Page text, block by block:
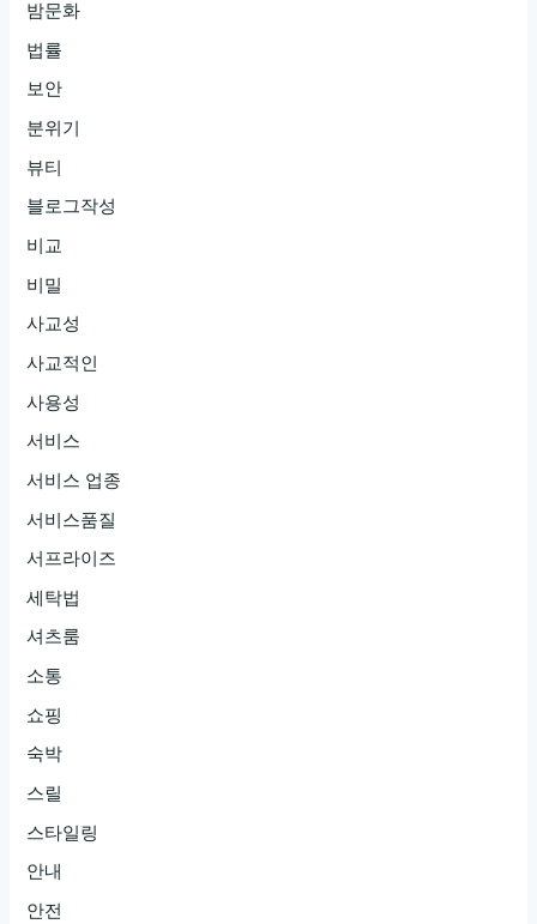
밤문화
법률
보안
분위기
뷰티
블로그작성
비교
비밀
사교성
사교적인
사용성
서비스
서비스 업종
서비스품질
서프라이즈
세탁법
셔츠룸
소통
쇼핑
숙박
스릴
스타일링
안내
안전